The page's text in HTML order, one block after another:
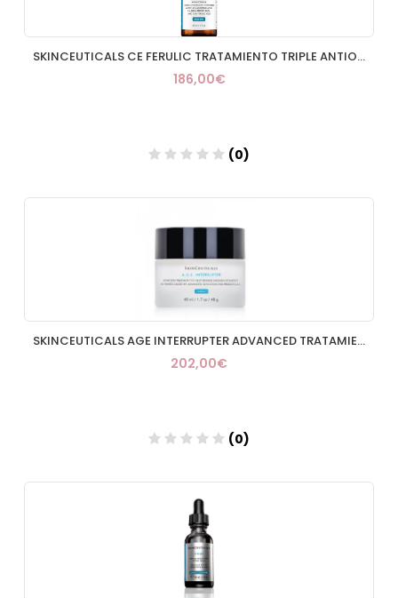
SKINCEUTICALS CE FERULIC TRATAMIENTO TRIPLE ANTIOXIDANTE 1 ENVASE 30 ML CUENTAGOTAS
186,00€
(0)
Añadir
SKINCEUTICALS AGE INTERRUPTER ADVANCED TRATAMIENTO PIELES MADURAS 1 ENVASE 50 ML
202,00€
(0)
Añadir